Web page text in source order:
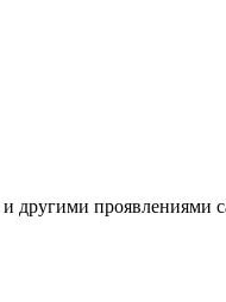
другими проявлениями